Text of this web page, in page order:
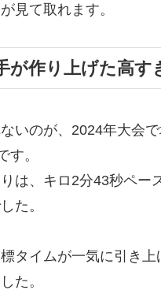
見て取れます。
が作り上げた高す
いのが、2024年大会
す。
は、キロ2分43秒ペー
た。
タイムが一気に引き
た。